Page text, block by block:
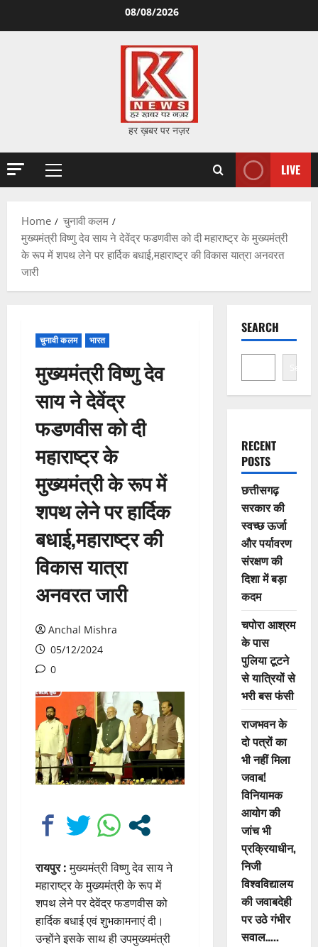
08/08/2026
हर ख़बर पर नज़र
Primary
LIVE
Home
चुनावी कलम
मुख्यमंत्री विष्णु देव साय ने देवेंद्र फडणवीस को दी महाराष्ट्र के मुख्यमंत्री
के रूप में शपथ लेने पर हार्दिक बधाई,महाराष्ट्र की विकास यात्रा अनवरत
जारी
चुनावी कलम भारत
मुख्यमंत्री विष्णु देव
साय ने देवेंद्र
फडणवीस को दी
महाराष्ट्र के
मुख्यमंत्री के रूप में
शपथ लेने पर हार्दिक
बधाई,महाराष्ट्र की
विकास यात्रा
अनवरत जारी
Anchal Mishra
05/12/2024
0
रायपुर :मुख्यमंत्री विष्णु देव साय ने
महाराष्ट्र के मुख्यमंत्री के रूप में
शपथ लेने पर देवेंद्र फडणवीस को
हार्दिक बधाई एवं शुभकामनाएं दी।
उन्होंने इसके साथ ही उपमुख्यमंत्री
SEARCH
Search
RECENT
POSTS
छत्तीसगढ़
सरकार की
स्वच्छ ऊर्जा
और पर्यावरण
संरक्षण की
दिशा में बड़ा
कदम
चपोरा आश्रम
के पास
पुलिया टूटने
से यात्रियों से
भरी बस फंसी
राजभवन के
दो पत्रों का
भी नहीं मिला
जवाब!
विनियामक
आयोग की
जांच भी
प्रक्रियाधीन,
निजी
विश्वविद्यालय
की जवाबदेही
पर उठे गंभीर
सवाल…..